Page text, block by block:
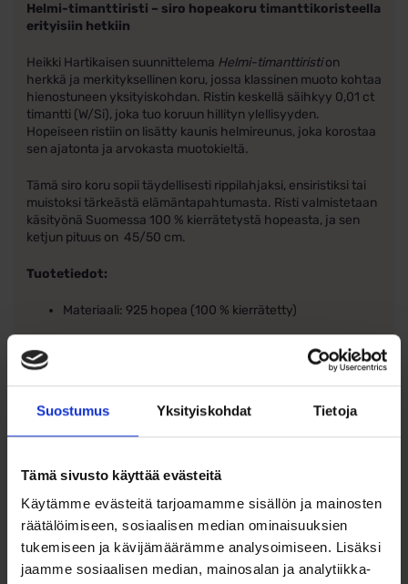
Suostumus Yksityiskohdat Tietoja
Tämä sivusto käyttää evästeitä
Käytämme evästeitä tarjoamamme sisällön ja mainosten
räätälöimiseen, sosiaalisen median ominaisuuksien
tukemiseen ja kävijämäärämme analysoimiseen. Lisäksi
jaamme sosiaalisen median, mainosalan ja analytiikka-
Helmi-timanttiristi – siro hopeakoru timanttikoristeella
erityisiin hetkiin
Heikki Hartikaisen suunnittelema Helmi-timanttiristion
herkkä ja merkityksellinen koru, jossa klassinen muoto kohtaa
hienostuneen yksityiskohdan. Ristin keskellä säihkyy 0,01 ct
timantti (W/Si), joka tuo koruun hillityn ylellisyyden.
Hopeiseen ristiin on lisätty kaunis helmireunus, joka korostaa
sen ajatonta ja arvokasta muotokieltä.
Tämä siro koru sopii täydellisesti rippilahjaksi, ensiristiksi tai
muistoksi tärkeästä elämäntapahtumasta. Risti valmistetaan
käsityönä Suomessa 100 % kierrätetystä hopeasta, ja sen
ketjun pituus on 45/50 cm.
Tuotetiedot:
Materiaali: 925 hopea (100 % kierrätetty)
Ristin koko: 11 × 17 mm
Ketjun pituus: 45/50 cm
Toimitus: Kauniissa korurasiassa